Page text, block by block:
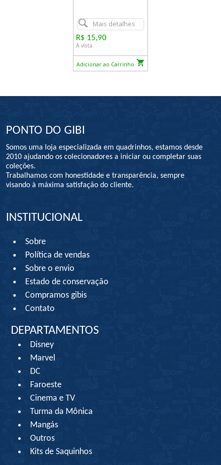
Mais detalhes
R$ 15,90
À vista
Adicionar ao Carrinho
PONTO DO GIBI
Somos uma loja especializada em quadrinhos, estamos desde
2010 ajudando os colecionadores a iniciar ou completar suas
coleções.
Trabalhamos com honestidade e transparência, sempre
visando à máxima satisfação do cliente.
INSTITUCIONAL
Sobre
Política de vendas
Sobre o envio
Estado de conservação
Compramos gibis
Contato
DEPARTAMENTOS
Disney
Marvel
DC
Faroeste
Cinema e TV
Turma da Mônica
Mangás
Outros
Kits de Saquinhos